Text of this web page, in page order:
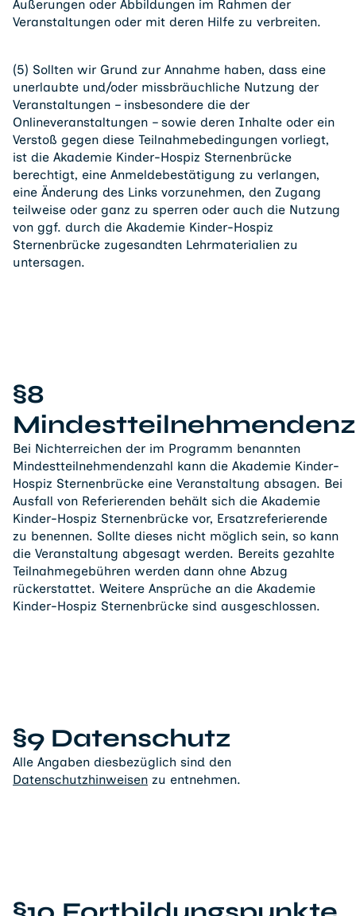
Äußerungen oder Abbildungen im Rahmen der
Veranstaltungen oder mit deren Hilfe zu verbreiten.
(5) Sollten wir Grund zur Annahme haben, dass eine
unerlaubte und/oder missbräuchliche Nutzung der
Veranstaltungen ­­– insbesondere die der
Onlineveranstaltungen – sowie deren Inhalte oder ein
Verstoß gegen diese Teilnahmebedingungen vorliegt,
ist die Akademie Kinder-Hospiz Sternenbrücke
berechtigt, eine Anmeldebestätigung zu verlangen,
eine Änderung des Links vorzunehmen, den Zugang
teilweise oder ganz zu sperren oder auch die Nutzung
von ggf. durch die Akademie Kinder-Hospiz
Sternenbrücke zugesandten Lehrmaterialien zu
untersagen.
§8
Bei Nichterreichen der im Programm benannten
Mindestteilnehmendenzahl kann die Akademie Kinder-
Hospiz Sternenbrücke eine Veranstaltung absagen. Bei
Ausfall von Referierenden behält sich die Akademie
Kinder-Hospiz Sternenbrücke vor, Ersatzreferierende
zu benennen. Sollte dieses nicht möglich sein, so kann
die Veranstaltung abgesagt werden. Bereits gezahlte
Teilnahmegebühren werden dann ohne Abzug
rückerstattet. Weitere Ansprüche an die Akademie
Kinder-Hospiz Sternenbrücke sind ausgeschlossen.
§9 Datenschutz
Alle Angaben diesbezüglich sind den
Datenschutzhinweisen zu entnehmen.